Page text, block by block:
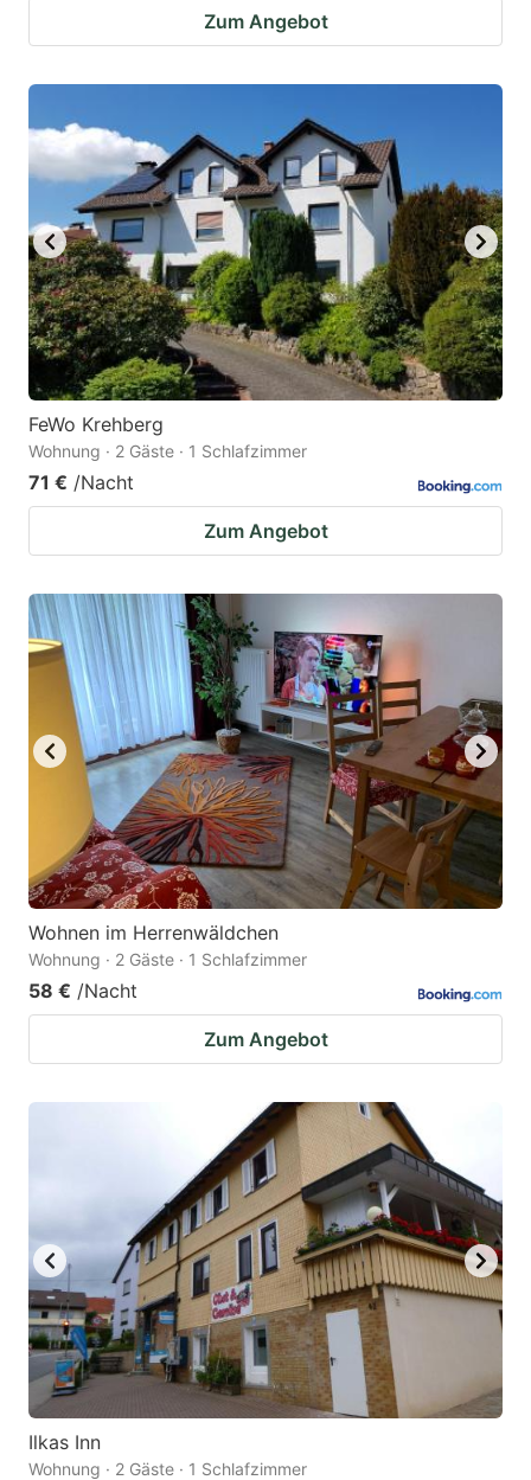
Zum Angebot
FeWo Krehberg
Wohnung · 2 Gäste · 1 Schlafzimmer
71 € /Nacht
Zum Angebot
Wohnen im Herrenwäldchen
Wohnung · 2 Gäste · 1 Schlafzimmer
58 € /Nacht
Zum Angebot
Ilkas Inn
Wohnung · 2 Gäste · 1 Schlafzimmer